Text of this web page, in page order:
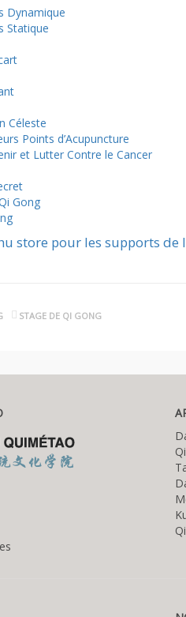
Dynamique
Statique
Céleste
Points d’Acupuncture
et Lutter Contre le Cancer
Gong
store pour les supports de
STAGE DE QI GONG